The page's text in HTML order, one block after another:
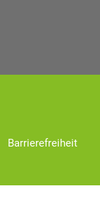
Barrierefreiheit